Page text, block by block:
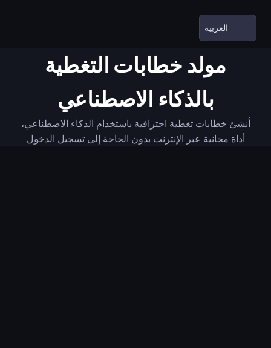
مولد خطابات التغطية
بالذكاء الاصطناعي
أنشئ خطابات تغطية احترافية باستخدام الذكاء الاصطناعي،
أداة مجانية عبر الإنترنت بدون الحاجة إلى تسجيل الدخول